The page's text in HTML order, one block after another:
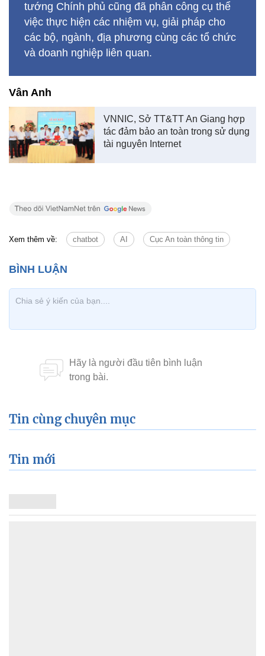
tướng Chính phủ cũng đã phân công cụ thể
việc thực hiện các nhiệm vụ, giải pháp cho
các bộ, ngành, địa phương cùng các tổ chức
và doanh nghiệp liên quan.
Vân Anh
VNNIC, Sở TT&TT An Giang hợp
tác đảm bảo an toàn trong sử dụng
tài nguyên Internet
Xem thêm về: chatbot AI Cục An toàn thông tin
Tin cùng chuyên mục
Tin mới